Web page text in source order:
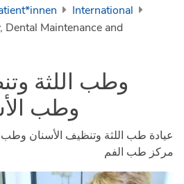
International
Dental Maintenance and
وطب اللثة
وطب
عيادة طب اللثة وتنظيف الأسنان وطب
مركز طب الفم